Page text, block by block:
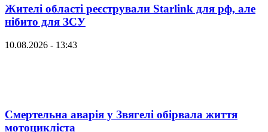
Жителі області реєстрували Starlink для рф, але
нібито для ЗСУ
10.08.2026 - 13:43
Смертельна аварія у Звягелі обірвала життя
мотоцикліста